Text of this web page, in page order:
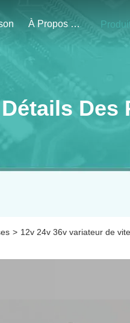
À Propos De Nous
Détails Des
> 12v 24v 36v variateur de